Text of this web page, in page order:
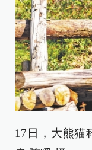
17日，大熊猫